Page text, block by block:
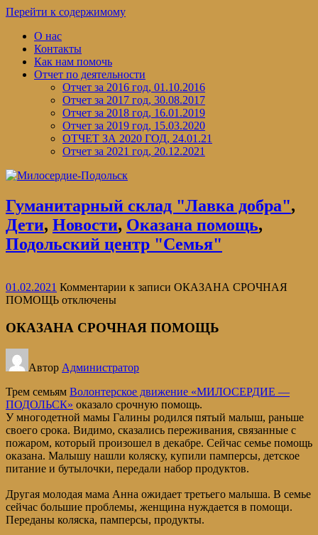
Перейти к содержимому
О нас
Контакты
Как нам помочь
Отчет по деятельности
Отчет за 2016 год, 01.10.2016
Отчет за 2017 год, 30.08.2017
Отчет за 2018 год, 16.01.2019
Отчет за 2019 год, 15.03.2020
ОТЧЕТ ЗА 2020 ГОД, 24.01.21
Отчет за 2021 год, 20.12.2021
Гуманитарный склад "Лавка добра",
Дети, Новости, Оказана помощь,
Подольский центр "Семья"
01.02.2021 Комментарии к записи ОКАЗАНА СРОЧНАЯ
ПОМОЩЬ отключены
ОКАЗАНА СРОЧНАЯ ПОМОЩЬ
Автор Администратор
Трем семьям Волонтерское движение «МИЛОСЕРДИЕ —
ПОДОЛЬСК» оказало срочную помощь.
У многодетной мамы Галины родился пятый малыш, раньше
своего срока. Видимо, сказались переживания, связанные с
пожаром, который произошел в декабре. Сейчас семье помощь
оказана. Малышу нашли коляску, купили памперсы, детское
питание и бутылочки, передали набор продуктов.
Другая молодая мама Анна ожидает третьего малыша. В семье
сейчас большие проблемы, женщина нуждается в помощи.
Переданы коляска, памперсы, продукты.